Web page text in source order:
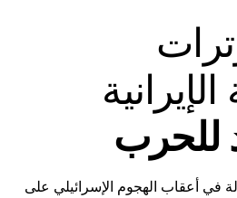
الإيرانية
للحرب
في أعقاب الهجوم الإسرائيلي على